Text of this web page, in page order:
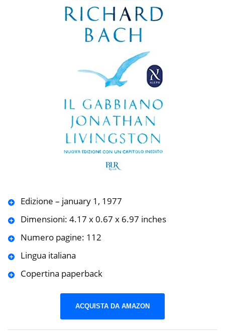
Edizione – january 1, 1977
Dimensioni: ‎4.17 x 0.67 x 6.97 inches
Numero pagine: 112
Lingua italiana
Copertina paperback
ACQUISTA DA AMAZON